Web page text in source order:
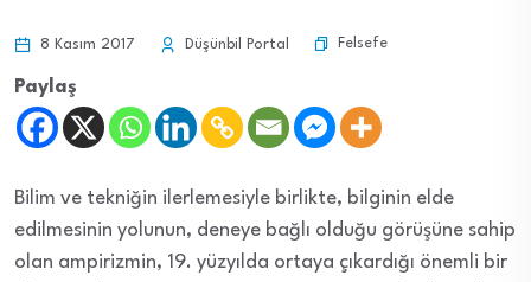
8 Kasım 2017 Düşünbil Portal Felsefe
Paylaş
Bilim ve tekniğin ilerlemesiyle birlikte, bilginin elde
edilmesinin yolunun, deneye bağlı olduğu görüşüne sahip
olan ampirizmin, 19. yüzyılda ortaya çıkardığı önemli bir